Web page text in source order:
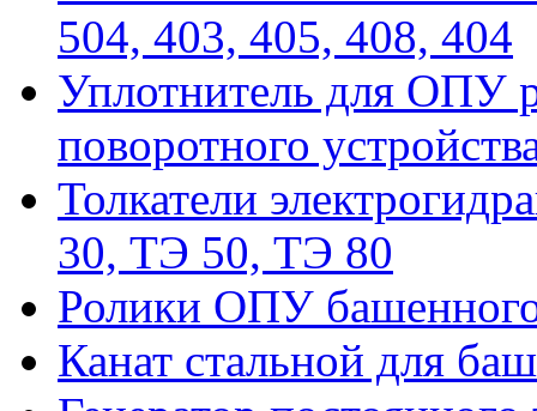
504, 403, 405, 408, 404
Уплотнитель для ОПУ
поворотного
Толкатели
30, ТЭ 50, ТЭ 80
Ролики ОПУ
Канат стальной для